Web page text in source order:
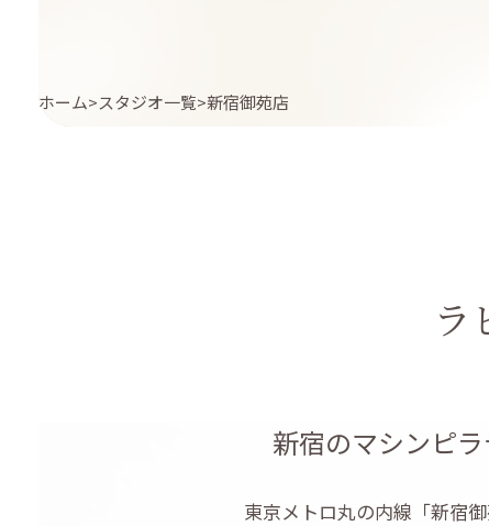
ホーム スタジオ一覧 新宿御苑店
ラ
新宿のマシンピ
東京メトロ丸の内線「新宿